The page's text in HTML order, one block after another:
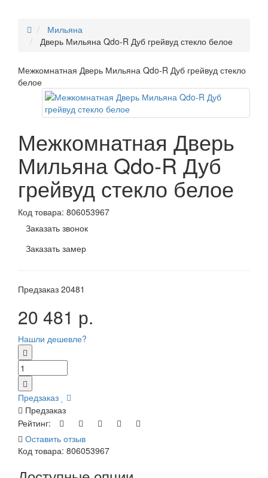
Мильяна
Дверь Мильяна Qdo-R Дуб грейвуд стекло белое
Межкомнатная Дверь Мильяна Qdo-R Дуб грейвуд стекло
белое
Межкомнатная Дверь
Мильяна Qdo-R Дуб
грейвуд стекло белое
Код товара: 806053967
Заказать звонок
Заказать замер
Предзаказ 20481
20 481 р.
Нашли дешевле?
Предзаказ
Предзаказ
Рейтинг:
Оставить отзыв
Код товара: 806053967